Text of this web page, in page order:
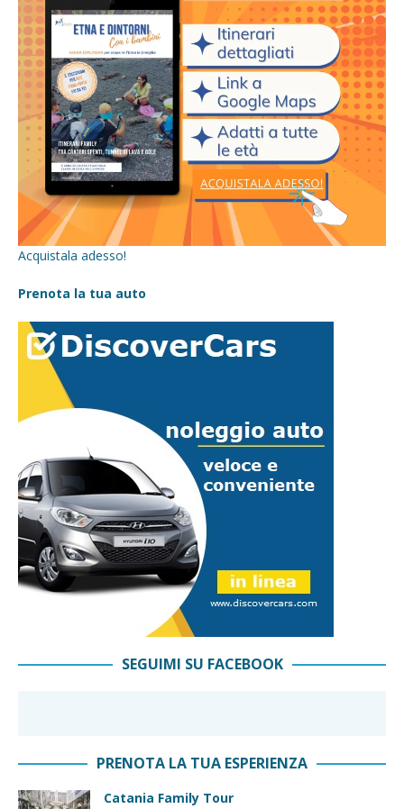
Acquistala adesso!
Prenota la tua auto
SEGUIMI SU FACEBOOK
PRENOTA LA TUA ESPERIENZA
Catania Family Tour